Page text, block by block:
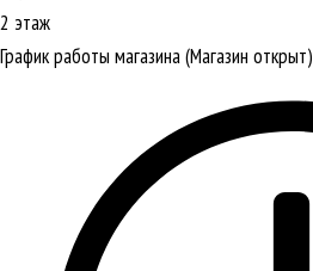
2 этаж
График работы магазина(Магазин открыт)